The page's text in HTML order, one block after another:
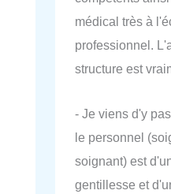
médical très à
professionnel.
structure est
- Je viens d'y
le personnel
soignant) est
gentillesse et